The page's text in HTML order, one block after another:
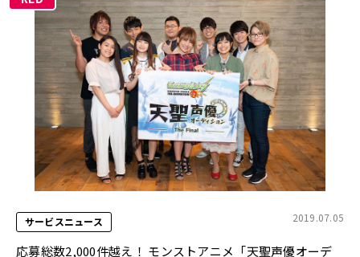
サービスニュース 2019.07.05
応募総数2,000件越え！ モンストアニメ「天聖声優オーデ